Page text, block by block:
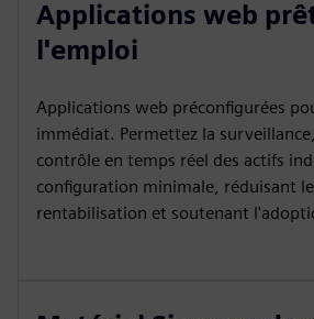
Applications web
l'emploi
Applications web préconfigurées
immédiat. Permettez la
contrôle en temps réel des actifs
configuration minimale, réduisant
rentabilisation et soutenant